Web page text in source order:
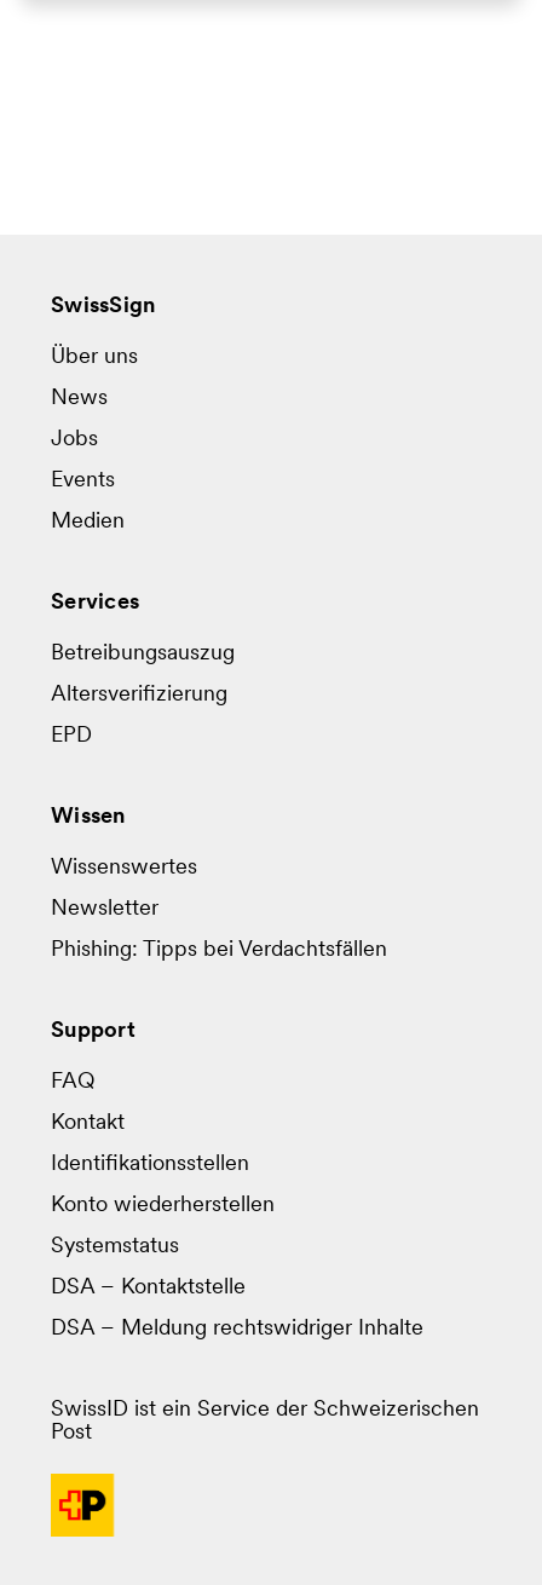
SwissSign
Über uns
News
Jobs
Events
Medien
Services
Betreibungsauszug
Altersverifizierung
EPD
Wissen
Wissenswertes
Newsletter
Phishing: Tipps bei Verdachtsfällen
Support
FAQ
Kontakt
Identifikationsstellen
Konto wiederherstellen
Systemstatus
DSA – Kontaktstelle
DSA – Meldung rechtswidriger Inhalte
SwissID ist ein Service der Schweizerischen
Post